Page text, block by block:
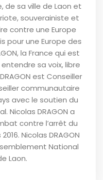
de sa ville de Laon et
souverainiste et
contre une Europe
pour une Europe des
la France qui est
sa voix, libre
est Conseiller
communautaire
avec le soutien du
Nicolas DRAGON a
contre l’arrêt du
Nicolas DRAGON
National
Laon.